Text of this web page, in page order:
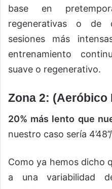
base en
regenerativas o de
sesiones más
entrenamiento
suave o regenerativo.
Zona 2: (Aeróbico
20% más lento que
nuestro caso sería
Como ya hemos dicho
a una variabilidad